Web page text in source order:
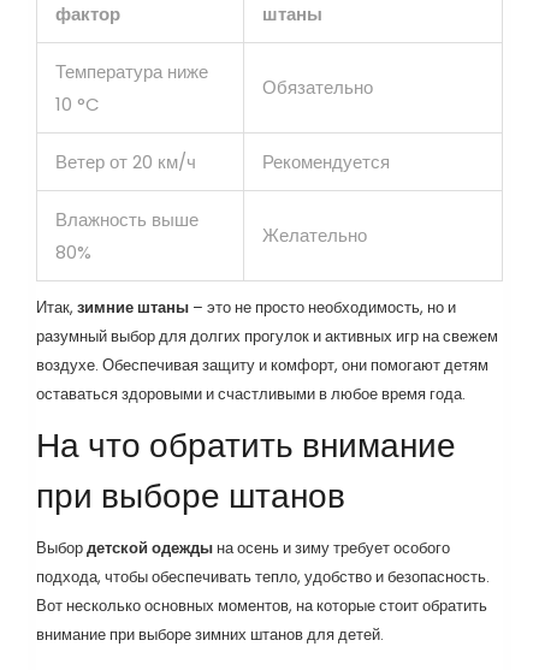
фактор
штаны
Температура ниже
10 °C
Обязательно
Ветер от 20 км/ч Рекомендуется
Влажность выше
80%
Желательно
Итак, зимние штаны – это не просто необходимость, но и
разумный выбор для долгих прогулок и активных игр на свежем
воздухе. Обеспечивая защиту и комфорт, они помогают детям
оставаться здоровыми и счастливыми в любое время года.
На что обратить внимание
при выборе штанов
Выбордетской одежды на осень и зиму требует особого
подхода, чтобы обеспечивать тепло, удобство и безопасность.
Вот несколько основных моментов, на которые стоит обратить
внимание при выборе зимних штанов для детей.